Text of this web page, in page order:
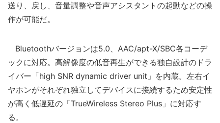
送り、戻し、音量調整や音声アシスタントの起動などの操
作が可能だ。
Bluetoothバージョンは5.0、AAC/apt-X/SBC各コーデ
ックに対応。高解像度の低音再生ができる独自設計のドラ
イバー「high SNR dynamic driver unit」を内蔵。左右イ
ヤホンがそれぞれ独立してデバイスに接続するため安定性
が高く低遅延の「TrueWireless Stereo Plus」に対応す
る。